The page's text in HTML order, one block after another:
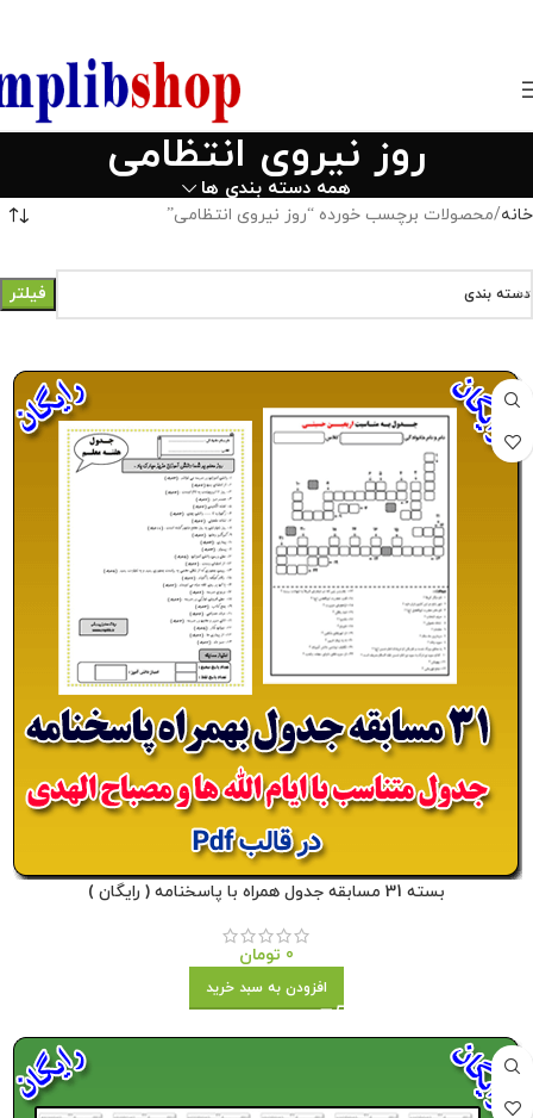
روز نیروی انتظامی
همه دسته بندی ها
خانه محصولات برچسب خورده “روز نیروی انتظامی”
دسته بندی فیلتر
بسته 31 مسابقه جدول همراه با پاسخنامه ( رایگان )
0 تومان
افزودن به سبد خرید